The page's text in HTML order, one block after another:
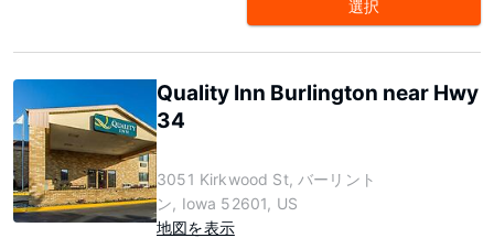
選択
Quality Inn Burlington near Hwy
34
3051 Kirkwood St, バーリント
ン, Iowa 52601, US
地図を表示